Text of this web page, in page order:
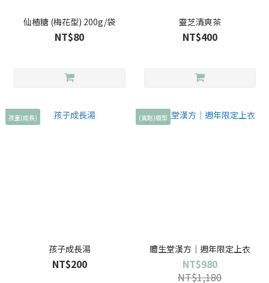
仙楂糖 (梅花型) 200g/袋
NT$80
靈芝清爽茶
NT$400
孩童(成長)
孩子成長湯
NT$200
(寬鬆)版型
體生堂漢方｜週年限定上衣
NT$980
NT$1,180